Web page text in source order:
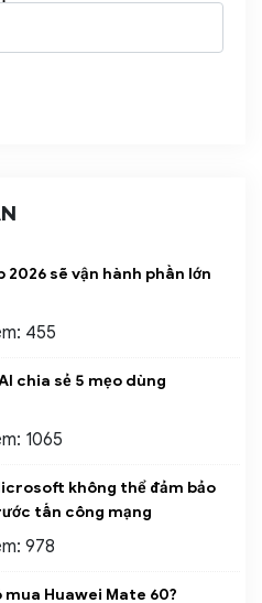
2026 sẽ vận hành phần lớn
455
chia sẻ 5 mẹo dùng
1065
không thể đảm bảo
tấn công mạng
978
mua Huawei Mate 60?